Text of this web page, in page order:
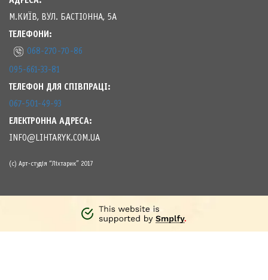
М.КИЇВ, ВУЛ. БАСТІОННА, 5А
ТЕЛЕФОНИ:
068-270-70-86
095-661-33-81
ТЕЛЕФОН ДЛЯ СПІВПРАЦІ:
067-501-49-93
ЕЛЕКТРОННА АДРЕСА:
INFO@LIHTARYK.COM.UA